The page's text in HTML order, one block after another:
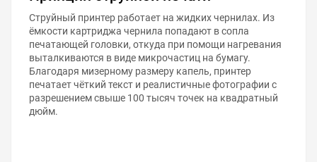
Струйный принтер работает на жидких чернилах. Из
ёмкости картриджа чернила попадают в сопла
печатающей головки, откуда при помощи нагревания
выталкиваются в виде микрочастиц на бумагу.
Благодаря мизерному размеру капель, принтер
печатает чёткий текст и реалистичные фотографии с
разрешением свыше 100 тысяч точек на квадратный
дюйм.